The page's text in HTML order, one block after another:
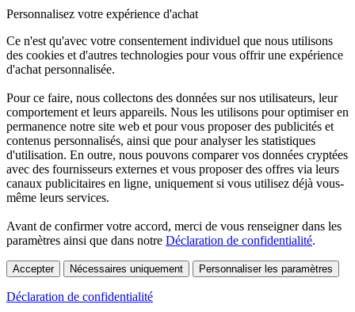
Personnalisez votre expérience d'achat
Ce n'est qu'avec votre consentement individuel que nous utilisons
des cookies et d'autres technologies pour vous offrir une expérience
d'achat personnalisée.
Pour ce faire, nous collectons des données sur nos utilisateurs, leur
comportement et leurs appareils. Nous les utilisons pour optimiser en
permanence notre site web et pour vous proposer des publicités et
contenus personnalisés, ainsi que pour analyser les statistiques
d'utilisation. En outre, nous pouvons comparer vos données cryptées
avec des fournisseurs externes et vous proposer des offres via leurs
canaux publicitaires en ligne, uniquement si vous utilisez déjà vous-
même leurs services.
Avant de confirmer votre accord, merci de vous renseigner dans les
paramètres ainsi que dans notre Déclaration de confidentialité.
Accepter Nécessaires uniquement Personnaliser les paramètres
Déclaration de confidentialité